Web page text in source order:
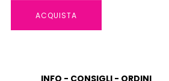
ACQUISTA
INFO - CONSIGLI - ORDINI